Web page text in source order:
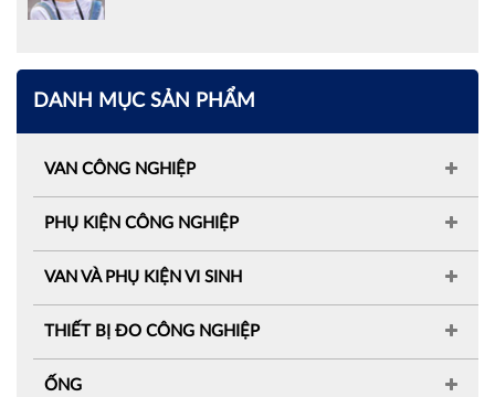
DANH MỤC SẢN PHẨM
VAN CÔNG NGHIỆP
PHỤ KIỆN CÔNG NGHIỆP
VAN VÀ PHỤ KIỆN VI SINH
THIẾT BỊ ĐO CÔNG NGHIỆP
ỐNG